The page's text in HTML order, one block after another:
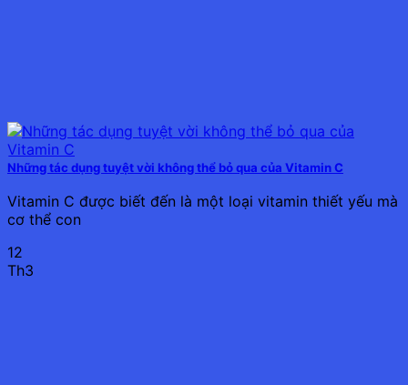
Những tác dụng tuyệt vời không thể bỏ qua của Vitamin C
Vitamin C được biết đến là một loại vitamin thiết yếu mà
cơ thể con
12
Th3